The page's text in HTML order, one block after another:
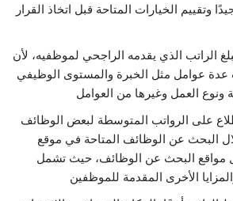
وتقييم الخيارات المتاحة قبل اتخاذ القرار
الراتب الذي يقدمه الراجحي لموظفيه، لأن
عوامل مثل الخبرة والمستوى الوظيفي
ونوع العمل وغيرها من العوامل
على الرواتب المتوسطة لبعض الوظائف
البحث عن الوظائف المتاحة في موقع
مواقع البحث عن الوظائف، حيث تشمل
الأخرى المقدمة للموظفين